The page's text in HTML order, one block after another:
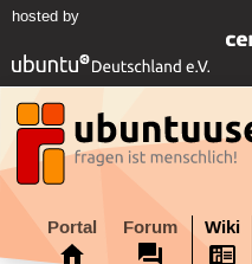
hosted by
Portal Forum Wiki